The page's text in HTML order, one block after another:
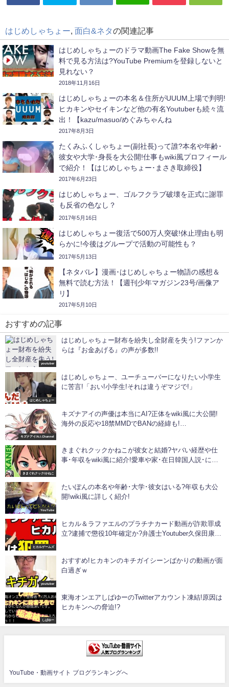
はじめしゃちょー 面白&ネタの関連記事
はじめしゃちょーのドラマ動画The Fake Showを無
料で見る方法は?YouTube Premiumを登録しないと
見れない？
2018年11月16日
はじめしゃちょーの本名＆住所がUUUM上場で判明!
ヒカキンやセイキンなど他の有名Youtuberも続々流
出！【kazu/masuo/めぐみちゃんね
る/ABTVnetwork/ジェットダイス
ケ/sasakiasahi/PDS株式会社/瀬戸弘司など】
2017年8月3日
たくみふくしゃちょー(副社長)って誰?本名や年齢･
彼女や大学･身長を大公開!仕事もwiki風プロフィール
で紹介！【はじめしゃちょー･まさき取締役】
2017年6月23日
はじめしゃちょー、ゴルフクラブ破壊を正式に謝罪
も反省の色なし？
2017年5月16日
はじめしゃちょー復活で500万人突破!休止理由も明
らかに!今後はグループで活動の可能性も？
2017年5月13日
【ネタバレ】漫画･はじめしゃちょー物語の感想＆
無料で読む方法！【週刊少年マガジン23号/画像ア
リ】
2017年5月10日
おすすめの記事
youtuber
はじめしゃちょー財布を紛失し全財産を失う!ファンか
らは『お金あげる』の声が多数!!
はじめしゃちょー
はじめしゃちょー、ユーチューバーになりたい小学生
に苦言!「おい!小学生!それは違うぞマジで!」
キズナアイ/A.I.Channel
キズナアイの声優は本当にAI?正体をwiki風に大公開!
海外の反応や18禁MMDでBANの経緯も!
きまぐれクック/かねこ
きまぐれクックかねこが彼女と結婚?ヤバい経歴や仕
事･年収をwiki風に紹介!愛車や家･在日韓国人説･にし
YouTube
たいぽんの本名や年齢･大学･彼女はいる?年収も大公
開!wiki風に詳しく紹介!
ヒカルゲームズ
ヒカル＆ラファエルのプラチナカード動画が詐欺罪成
立?逮捕で懲役10年確定か?弁護士Youtuber久保田康介
youtuber
おすすめ!ヒカキンのキチガイシーンばかりの動画が面
白過ぎｗ
しばゆー
東海オンエアしばゆーのTwitterアカウント凍結!原因は
ヒカキンへの脅迫!?
YouTube・動画サイト ブログランキングへ